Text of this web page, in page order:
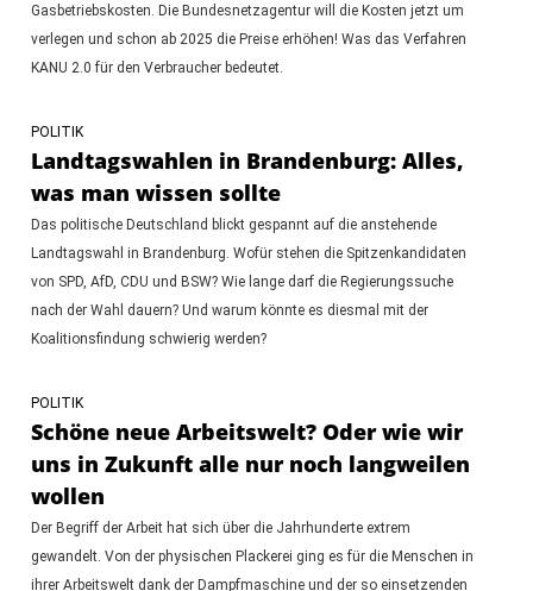
Gasbetriebskosten. Die Bundesnetzagentur will die Kosten jetzt um
verlegen und schon ab 2025 die Preise erhöhen! Was das Verfahren
KANU 2.0 für den Verbraucher bedeutet.
POLITIK
Landtagswahlen in Brandenburg: Alles,
was man wissen sollte
Das politische Deutschland blickt gespannt auf die anstehende
Landtagswahl in Brandenburg. Wofür stehen die Spitzenkandidaten
von SPD, AfD, CDU und BSW? Wie lange darf die Regierungssuche
nach der Wahl dauern? Und warum könnte es diesmal mit der
Koalitionsfindung schwierig werden?
POLITIK
Schöne neue Arbeitswelt? Oder wie wir
uns in Zukunft alle nur noch langweilen
wollen
Der Begriff der Arbeit hat sich über die Jahrhunderte extrem
gewandelt. Von der physischen Plackerei ging es für die Menschen in
ihrer Arbeitswelt dank der Dampfmaschine und der so einsetzenden